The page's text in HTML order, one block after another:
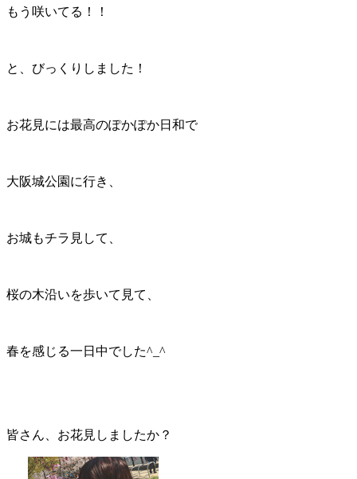
もう咲いてる！！
と、びっくりしました！
お花見には最高のぽかぽか日和で
大阪城公園に行き、
お城もチラ見して、
桜の木沿いを歩いて見て、
春を感じる一日中でした^_^
皆さん、お花見しましたか？